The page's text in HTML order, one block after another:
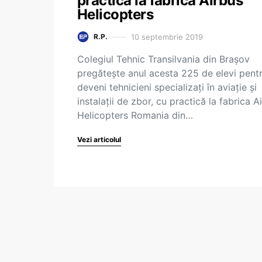
Helicopters
R.P. 10 septembrie 2019
Colegiul Tehnic Transilvania din Brașov
pregătește anul acesta 225 de elevi
deveni tehnicieni specializați în aviație și
instalații de zbor, cu practică la fabrica
Helicopters Romania din…
Vezi articolul